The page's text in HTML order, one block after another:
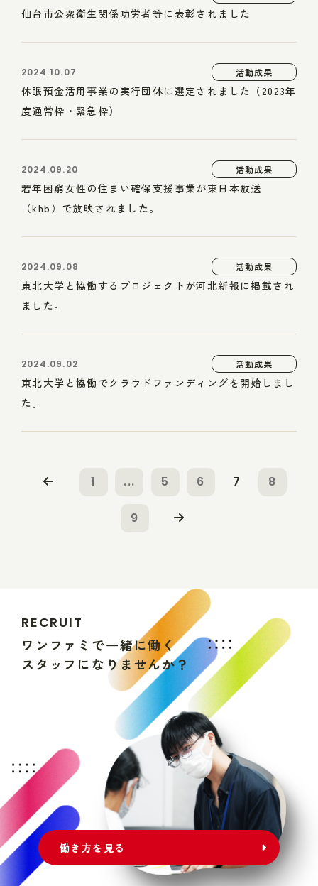
仙台市公衆衛生関係功労者等に表彰されました
2024.10.07 活動成果
休眠預金活用事業の実行団体に選定されました（2023年
度通常枠・緊急枠）
2024.09.20 活動成果
若年困窮女性の住まい確保支援事業が東日本放送
（khb）で放映されました。
2024.09.08 活動成果
東北大学と協働するプロジェクトが河北新報に掲載され
ました。
2024.09.02 活動成果
東北大学と協働でクラウドファンディングを開始しまし
た。
1 ... 5 6 7 8
9
RECRUIT
ワ ン フ ァ ミ で一緒に働 く
ス タ ッ フ にな りま せんか？
働き方を見る